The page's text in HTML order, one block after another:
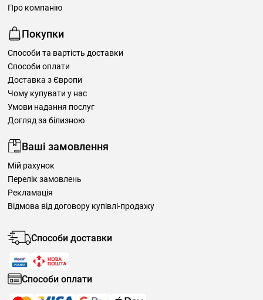
Про компанію
Покупки
Способи та вартість доставки
Способи оплати
Доставка з Європи
Чому купувати у нас
Умови надання послуг
Догляд за білизною
Ваші замовлення
Мій рахунок
Перелік замовлень
Рекламація
Відмова від договору купівлі-продажу
Способи доставки
Способи оплати